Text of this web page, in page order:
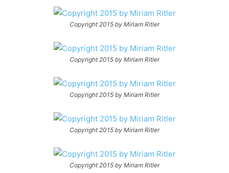
Copyright 2015 by Miriam Ritler
Copyright 2015 by Miriam Ritler
Copyright 2015 by Miriam Ritler
Copyright 2015 by Miriam Ritler
Copyright 2015 by Miriam Ritler